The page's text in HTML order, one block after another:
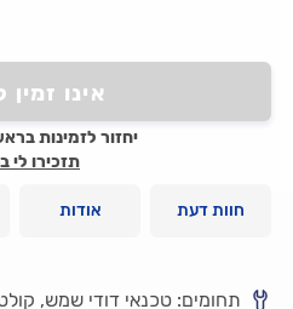
אינו
יחזור לזמינות בראשון
תזכירו לי בSMS
חוות דעת אודות
תחומים: טכנאי דודי שמש,